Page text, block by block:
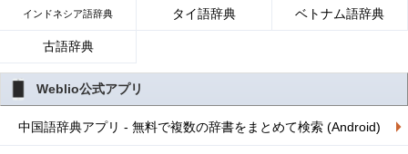
インドネシア語辞典 タイ語辞典 ベトナム語辞典
古語辞典
Weblio公式アプリ
中国語辞典アプリ - 無料で複数の辞書をまとめて検索 (Android)